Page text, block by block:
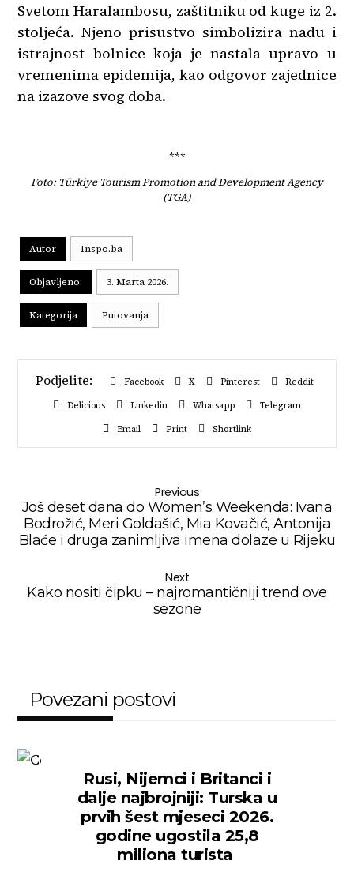
Svetom Haralambosu, zaštitniku od kuge iz 2.
stoljeća. Njeno prisustvo simbolizira nadu i
istrajnost bolnice koja je nastala upravo u
vremenima epidemija, kao odgovor zajednice
na izazove svog doba.
***
Foto: Türkiye Tourism Promotion and Development Agency
(TGA)
Autor Inspo.ba
Objavljeno: 3. Marta 2026.
Kategorija Putovanja
Facebook X Pinterest
Reddit
Delicious
Linkedin Whatsapp
Telegram
Email
Print Shortlink
Previous
Još deset dana do Women’s Weekenda: Ivana
Bodrožić, Meri Goldašić, Mia Kovačić, Antonija
Blaće i druga zanimljiva imena dolaze u Rijeku
Next
Kako nositi čipku – najromantičniji trend ove
sezone
Povezani postovi
Rusi, Nijemci i Britanci i
dalje najbrojniji: Turska u
prvih šest mjeseci 2026.
godine ugostila 25,8
miliona turista